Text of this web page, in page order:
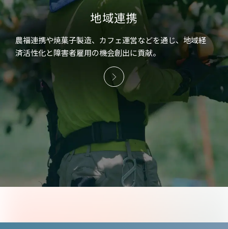
地域連携
農福連携や焼菓子製造、カフェ運営などを通じ、地域経
済活性化と障害者雇用の機会創出に貢献。